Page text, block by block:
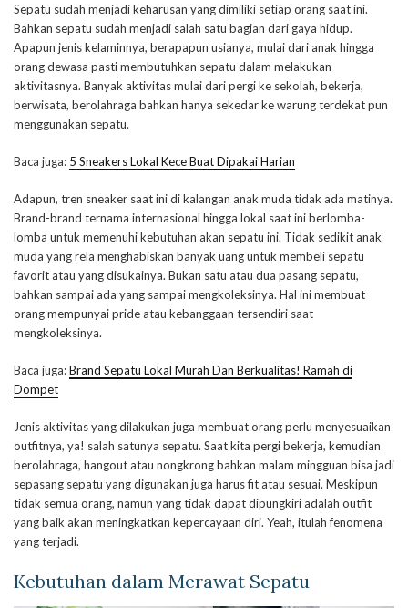
Sepatu sudah menjadi keharusan yang dimiliki setiap orang saat ini.
Bahkan sepatu sudah menjadi salah satu bagian dari gaya hidup.
Apapun jenis kelaminnya, berapapun usianya, mulai dari anak hingga
orang dewasa pasti membutuhkan sepatu dalam melakukan
aktivitasnya. Banyak aktivitas mulai dari pergi ke sekolah, bekerja,
berwisata, berolahraga bahkan hanya sekedar ke warung terdekat pun
menggunakan sepatu.
Baca juga: 5 Sneakers Lokal Kece Buat Dipakai Harian
Adapun, tren sneaker saat ini di kalangan anak muda tidak ada matinya.
Brand-brand ternama internasional hingga lokal saat ini berlomba-
lomba untuk memenuhi kebutuhan akan sepatu ini. Tidak sedikit anak
muda yang rela menghabiskan banyak uang untuk membeli sepatu
favorit atau yang disukainya. Bukan satu atau dua pasang sepatu,
bahkan sampai ada yang sampai mengkoleksinya. Hal ini membuat
orang mempunyai pride atau kebanggaan tersendiri saat
mengkoleksinya.
Baca juga:Brand Sepatu Lokal Murah Dan Berkualitas! Ramah di
Dompet
Jenis aktivitas yang dilakukan juga membuat orang perlu menyesuaikan
outfitnya, ya! salah satunya sepatu. Saat kita pergi bekerja, kemudian
berolahraga, hangout atau nongkrong bahkan malam mingguan bisa jadi
sepasang sepatu yang digunakan juga harus fit atau sesuai. Meskipun
tidak semua orang, namun yang tidak dapat dipungkiri adalah outfit
yang baik akan meningkatkan kepercayaan diri. Yeah, itulah fenomena
yang terjadi.
Kebutuhan dalam Merawat Sepatu